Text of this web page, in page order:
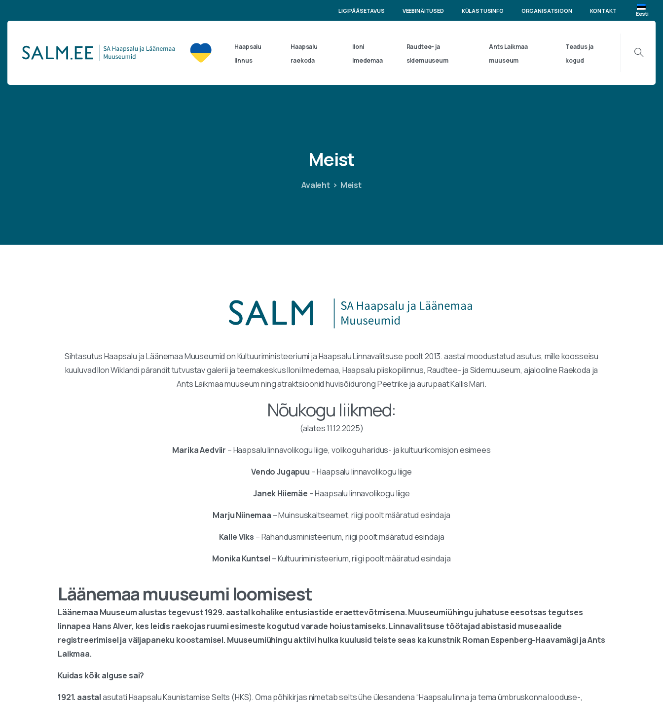
LIGIPÄÄSETAVUS VEEBINÄITUSED KÜLASTUSINFO ORGANISATSIOON KONTAKT Eesti
Haapsalu
linnus
Haapsalu
raekoda
Iloni
Imedemaa
Raudtee- ja
sidemuuseum
Ants Laikmaa
muuseum
Teadus ja
kogud
Meist
Avaleht Meist
Sihtasutus Haapsalu ja Läänemaa Muuseumid on Kultuuriministeeriumi ja Haapsalu Linnavalitsuse poolt 2013. aastal moodustatud asutus, mille koosseisu
kuuluvad Ilon Wiklandi pärandit tutvustav galerii ja teemakeskus Iloni Imedemaa, Haapsalu piiskopilinnus, Raudtee- ja Sidemuuseum, ajalooline Raekoda ja
Ants Laikmaa muuseum ning atraktsioonid huvisõidurong Peetrike ja aurupaat Kallis Mari.
Nõukogu liikmed:
(alates 11.12.2025)
Marika Aedviir – Haapsalu linnavolikogu liige, volikogu haridus- ja kultuurikomisjon esimees
Vendo Jugapuu – Haapsalu linnavolikogu liige
Janek Hiiemäe – Haapsalu linnavolikogu liige
Marju Niinemaa – Muinsuskaitseamet, riigi poolt määratud esindaja
Kalle Viks – Rahandusministeerium, riigi poolt määratud esindaja
Monika Kuntsel – Kultuuriministeerium, riigi poolt määratud esindaja
Läänemaa muuseumi loomisest
Läänemaa Muuseum alustas tegevust 1929. aastal kohalike entusiastide eraettevõtmisena. Muuseumiühingu juhatuse eesotsas tegutses
linnapea Hans Alver, kes leidis raekojas ruumi esimeste kogutud varade hoiustamiseks. Linnavalitsuse töötajad abistasid museaalide
registreerimisel ja väljapaneku koostamisel. Muuseumiühingu aktiivi hulka kuulusid teiste seas ka kunstnik Roman Espenberg-Haavamägi ja Ants
Laikmaa.
Kuidas kõik alguse sai?
1921. aastalasutati Haapsalu Kaunistamise Selts (HKS). Oma põhikirjas nimetab selts ühe ülesandena “Haapsalu linna ja tema ümbruskonna looduse-,